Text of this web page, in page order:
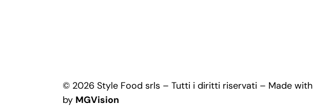
© 2026 Style Food srls – Tutti i diritti riservati – Made with
by MGVision